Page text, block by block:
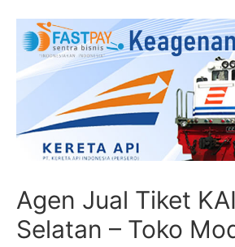
Agen Jual Tiket
Selatan – Toko